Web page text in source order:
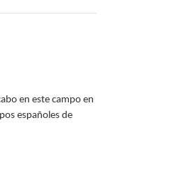
en este campo en
españoles de